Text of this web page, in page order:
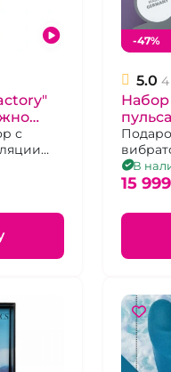
с
-47%
5.0
Набор
В
15